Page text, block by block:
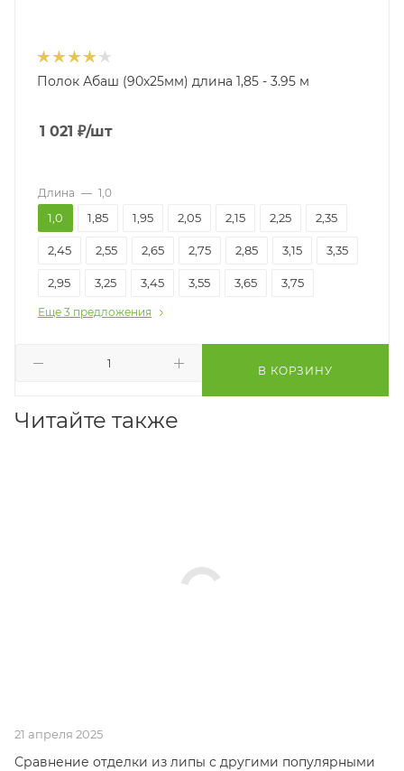
Полок Абаш (90х25мм) длина 1,85 - 3.95 м
1 021 ₽/шт
В КОРЗИНУ
Длина — 1,0
1,0 1,85 1,95 2,05 2,15 2,25 2,35
2,45 2,55 2,65 2,75 2,85 3,15 3,35
2,95 3,25 3,45 3,55 3,65 3,75
Еще 3 предложения
Читайте также
21 апреля 2025
Сравнение отделки из липы с другими популярными